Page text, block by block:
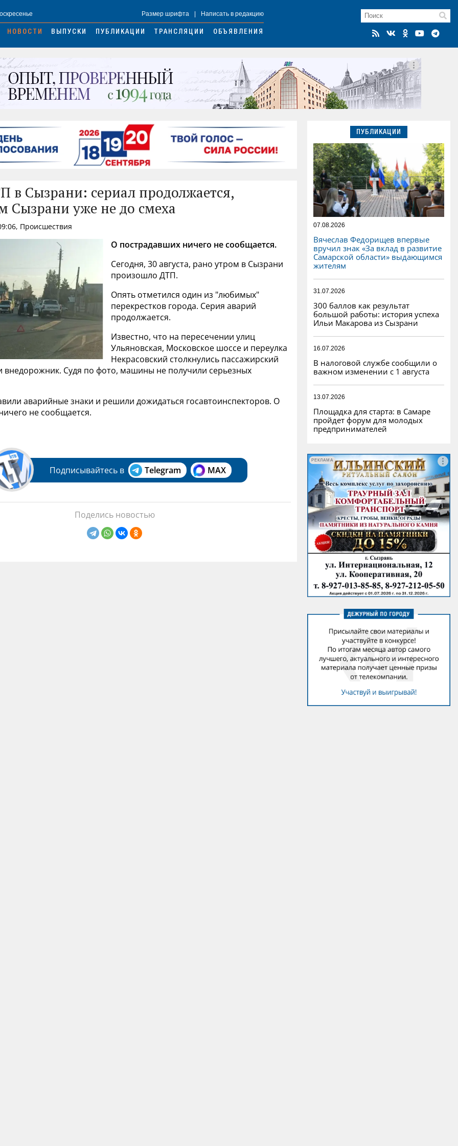
Размер шрифта Написать в редакцию
НОВОСТИ ВЫПУСКИ ПУБЛИКАЦИИ ТРАНСЛЯЦИИ ОБЪЯВЛЕНИЯ
в Сызрани: сериал продолжается,
Сызрани уже не до смеха
Происшествия
О пострадавших ничего не сообщается.
Сегодня, 30 августа, рано утром в Сызрани
произошло ДТП.
Опять отметился один из "любимых"
перекрестков города. Серия аварий
продолжается.
Известно, что на пересечении улиц
Ульяновская, Московское шоссе и переулка
Некрасовский столкнулись пассажирский
внедорожник. Судя по фото, машины не получили серьезных
аварийные знаки и решили дожидаться госавтоинспекторов. О
не сообщается.
Подписывайтесь в Telegram MAX
Поделись новостью
ПУБЛИКАЦИИ
07.08.2026
Вячеслав Федорищев впервые
вручил знак «За вклад в развитие
Самарской области» выдающимся
жителям
31.07.2026
300 баллов как результат
большой работы: история успеха
Ильи Макарова из Сызрани
16.07.2026
В налоговой службе сообщили о
важном изменении с 1 августа
13.07.2026
Площадка для старта: в Самаре
пройдет форум для молодых
предпринимателей
РЕКЛАМА